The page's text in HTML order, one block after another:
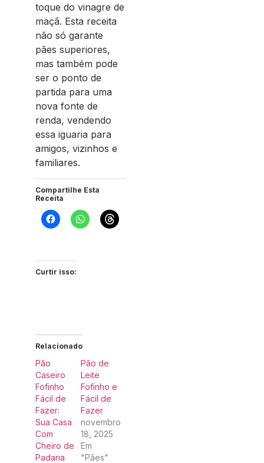
toque do vinagre de
maçã. Esta receita
não só garante
pães superiores,
mas também pode
ser o ponto de
partida para uma
nova fonte de
renda, vendendo
essa iguaria para
amigos, vizinhos e
familiares.
Compartilhe Esta
Receita
Curtir isso:
Relacionado
Pão
Caseiro
Fofinho
Fácil de
Fazer:
Sua Casa
Com
Cheiro de
Padaria
Pão de
Leite
Fofinho e
Fácil de
Fazer
novembro
18, 2025
Em
"Pães"